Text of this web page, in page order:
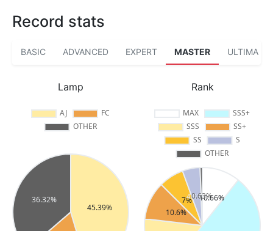
Record stats
BASIC ADVANCED EXPERT MASTER ULTIMA
Lamp Rank